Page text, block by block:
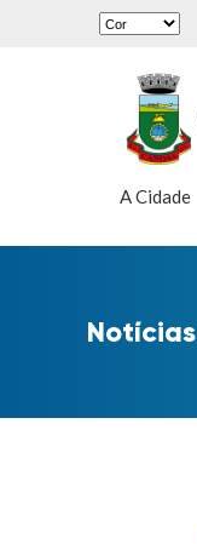
A Cidade
Notícias